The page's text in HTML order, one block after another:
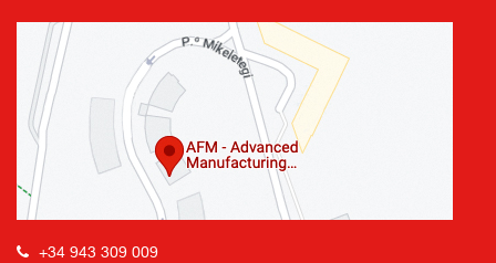
+34 943 309 009